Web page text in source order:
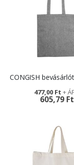
605,79 Ft
477,00 Ft